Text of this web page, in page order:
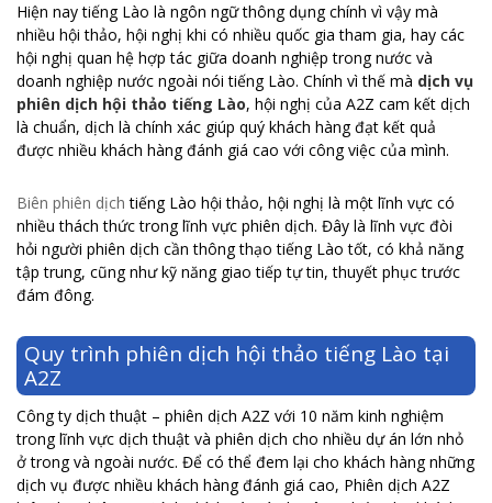
Hiện nay tiếng Lào là ngôn ngữ thông dụng chính vì vậy mà
nhiều hội thảo, hội nghị khi có nhiều quốc gia tham gia, hay các
hội nghị quan hệ hợp tác giữa doanh nghiệp trong nước và
doanh nghiệp nước ngoài nói tiếng Lào. Chính vì thế mà dịch vụ
phiên dịch hội thảo tiếng Lào, hội nghị của A2Z cam kết dịch
là chuẩn, dịch là chính xác giúp quý khách hàng đạt kết quả
được nhiều khách hàng đánh giá cao với công việc của mình.
Biên phiên dịch tiếng Lào hội thảo, hội nghị là một lĩnh vực có
nhiều thách thức trong lĩnh vực phiên dịch. Đây là lĩnh vực đòi
hỏi người phiên dịch cần thông thạo tiếng Lào tốt, có khả năng
tập trung, cũng như kỹ năng giao tiếp tự tin, thuyết phục trước
đám đông.
Quy trình phiên dịch hội thảo tiếng Lào tại
A2Z
Công ty dịch thuật – phiên dịch A2Z với 10 năm kinh nghiệm
trong lĩnh vực dịch thuật và phiên dịch cho nhiều dự án lớn nhỏ
ở trong và ngoài nước. Để có thể đem lại cho khách hàng những
dịch vụ được nhiều khách hàng đánh giá cao, Phiên dịch A2Z